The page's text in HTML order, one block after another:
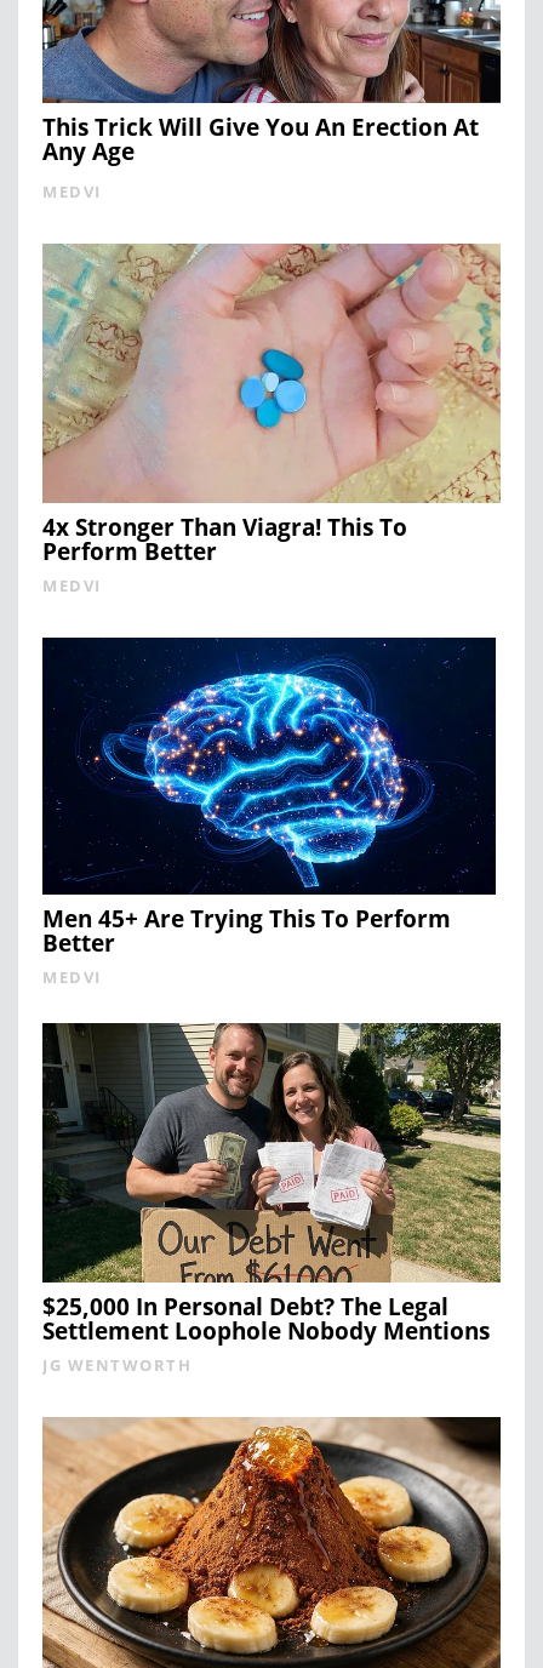
This Trick Will Give You An Erection At
Any Age
MEDVI
4x Stronger Than Viagra! This To
Perform Better
MEDVI
Men 45+ Are Trying This To Perform
Better
MEDVI
$25,000 In Personal Debt? The Legal
Settlement Loophole Nobody Mentions
JG WENTWORTH